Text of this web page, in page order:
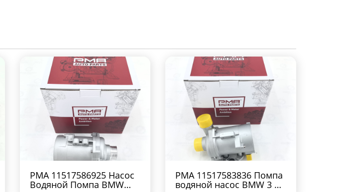
PMA 11517586925 Насос
Водяной Помпа BMW
PMA 11517583836 Помпа
водяной насос BMW 3 5